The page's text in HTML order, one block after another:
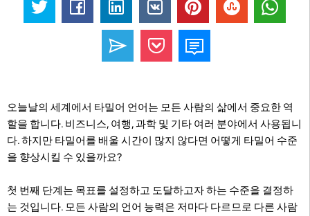
오늘날의 세계에서 타밀어 언어는 모든 사람의 삶에서 중요한 역
할을 합니다. 비즈니스, 여행, 과학 및 기타 여러 분야에서 사용됩니
다. 하지만 타밀어를 배울 시간이 많지 않다면 어떻게 타밀어 수준
을 향상시킬 수 있을까요?
첫 번째 단계는 목표를 설정하고 도달하고자 하는 수준을 결정하
는 것입니다. 모든 사람의 언어 능력은 저마다 다르므로 다른 사람